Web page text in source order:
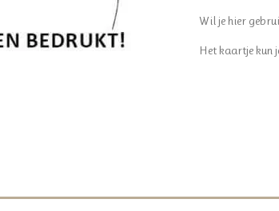
Wil je hier
Het kaartje kun